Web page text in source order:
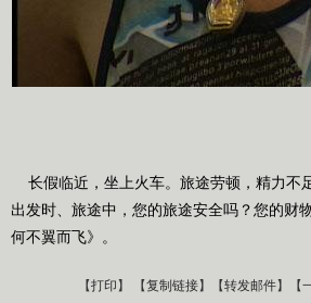
长假临近，坐上火车。旅途劳顿，精力不
出发时、旅途中，您的旅途安全吗？您的财
何不翼而飞》。
【打印 】 【复制链接】【转发邮件】 【